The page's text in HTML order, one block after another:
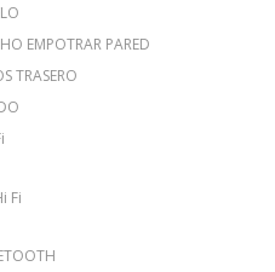
EMPOTRAR PARED
TRASERO
Fi